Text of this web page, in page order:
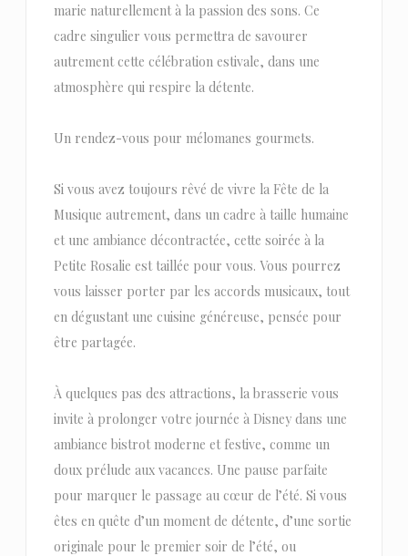
marie naturellement à la passion des sons. Ce
cadre singulier vous permettra de savourer
autrement cette célébration estivale, dans une
atmosphère qui respire la détente.
Un rendez-vous pour mélomanes gourmets.
Si vous avez toujours rêvé de vivre la Fête de la
Musique autrement, dans un cadre à taille humaine
et une ambiance décontractée, cette soirée à la
Petite Rosalie est taillée pour vous. Vous pourrez
vous laisser porter par les accords musicaux, tout
en dégustant une cuisine généreuse, pensée pour
être partagée.
À quelques pas des attractions, la brasserie vous
invite à prolonger votre journée à Disney dans une
ambiance bistrot moderne et festive, comme un
doux prélude aux vacances. Une pause parfaite
pour marquer le passage au cœur de l’été. Si vous
êtes en quête d’un moment de détente, d’une sortie
originale pour le premier soir de l’été, ou